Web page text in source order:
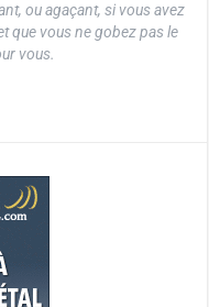
ou agaçant, si vous avez
que vous ne gobez pas le
vous.